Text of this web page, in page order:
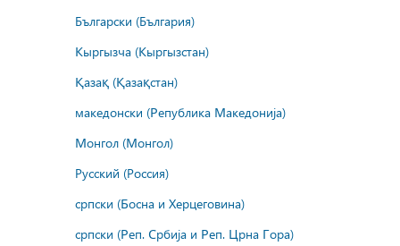
Български (България)
Кыргызча (Кыргызстан)
Қазақ (Қазақстан)
македонски (Република Македонија)
Монгол (Монгол)
Русский (Россия)
српски (Босна и Херцеговина)
српски (Реп. Србија и Реп. Црна Гора)